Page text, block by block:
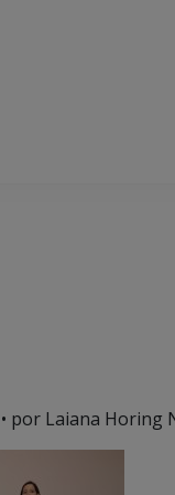
• por Laiana Horing